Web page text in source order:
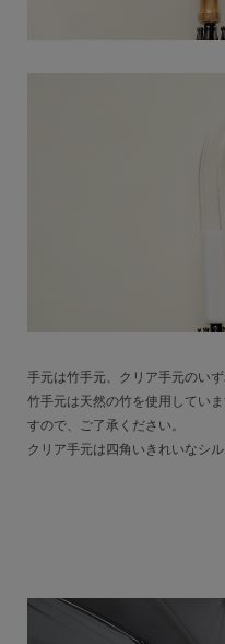
手元は竹手元、クリア手元のい
竹手元は天然の竹を使用してい
すので、ご了承ください。
クリア手元は四角いきれいなシル